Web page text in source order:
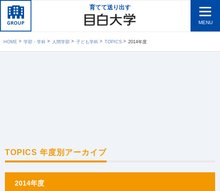
育てて送り出す
MENU
HOME 学部・学科 人間学部 子ども学科 TOPICS 2014年度
TOPICS 年度別アーカイブ
2014年度